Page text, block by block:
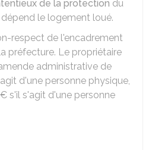
de la protection du
le logement loué.
respect de l'encadrement
préfecture. Le propriétaire
administrative de
d'une personne physique,
s'il s'agit d'une personne